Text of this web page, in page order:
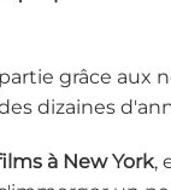
grâce aux
dizaines
à New York,